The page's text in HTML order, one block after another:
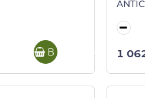
В корзину 1